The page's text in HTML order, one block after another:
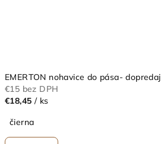
EMERTON nohavice do pása- dopredaj
€15 bez DPH
€18,45 / ks
čierna